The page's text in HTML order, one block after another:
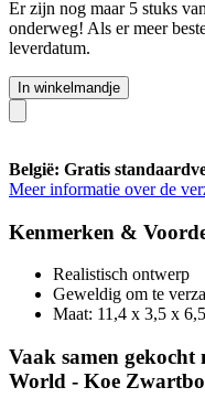
Er zijn nog maar 5 stuks
onderweg! Als er meer
leverdatum.
In winkelmandje
België: Gratis
Meer informatie over de
Kenmerken &
Realistisch ontwerp
Geweldig om te
Maat: 11,4 x 3,5 x
Vaak samen gekocht
World - Koe